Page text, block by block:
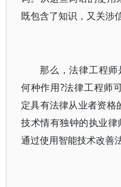
既包含了知识，又关涉
那么，法律工程
何种作用?法律工程师
定具有法律从业者资格
技术情有独钟的执业
通过使用智能技术改善